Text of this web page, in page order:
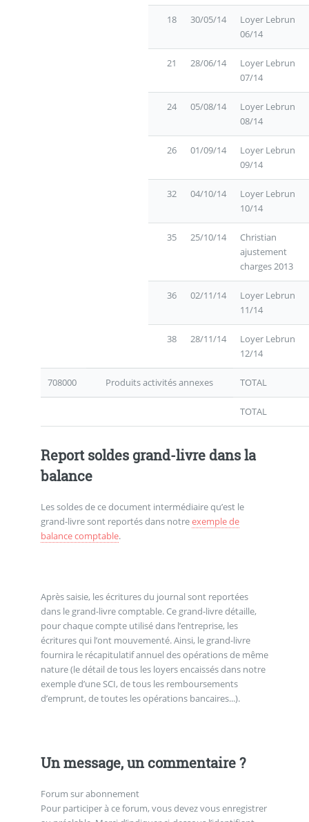
18 30/05/14
Loyer Lebrun
06/14
21 28/06/14
Loyer Lebrun
07/14
24 05/08/14
Loyer Lebrun
08/14
26 01/09/14
Loyer Lebrun
09/14
32 04/10/14
Loyer Lebrun
10/14
35 25/10/14
Christian
ajustement
charges 2013
36 02/11/14
Loyer Lebrun
11/14
38 28/11/14
Loyer Lebrun
12/14
708000 Produits activités annexes TOTAL
TOTAL
Report soldes grand-livre dans la
balance
Les soldes de ce document intermédiaire qu’est le
grand-livre sont reportés dans notreexemple de
balance comptable.
Après saisie, les écritures du journal sont reportées
dans le grand-livre comptable. Ce grand-livre détaille,
pour chaque compte utilisé dans l’entreprise, les
écritures qui l’ont mouvementé. Ainsi, le grand-livre
fournira le récapitulatif annuel des opérations de même
nature (le détail de tous les loyers encaissés dans notre
exemple d’une SCI, de tous les remboursements
d’emprunt, de toutes les opérations bancaires...).
Un message, un commentaire ?
Forum sur abonnement
Pour participer à ce forum, vous devez vous enregistrer